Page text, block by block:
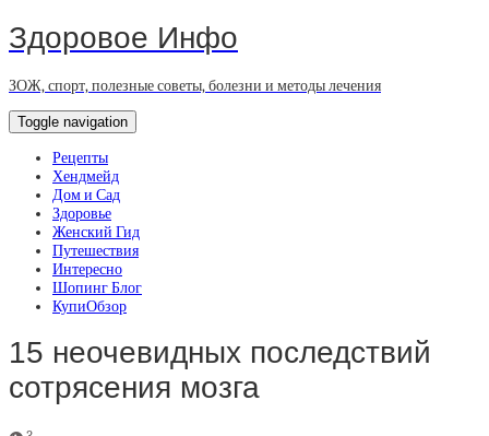
Здоровое Инфо
ЗОЖ, спорт, полезные советы, болезни и методы лечения
Toggle navigation
Рецепты
Хендмейд
Дом и Сад
Здоровье
Женский Гид
Путешествия
Интересно
Шопинг Блог
КупиОбзор
15 неочевидных последствий
сотрясения мозга